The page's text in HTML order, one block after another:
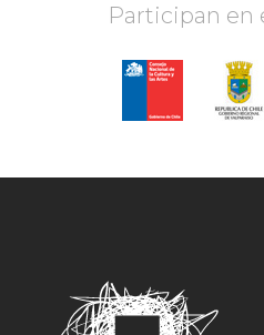
Participan en